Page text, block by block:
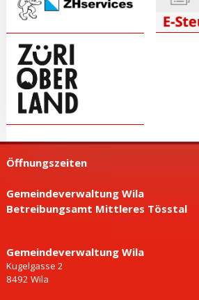
Öffnungszeiten
Gemeindeverwaltung Wila
Betreibungsamt Mittleres Tösstal
Gemeinde­verwaltung Wila
Kugelgasse 2
8492 Wila